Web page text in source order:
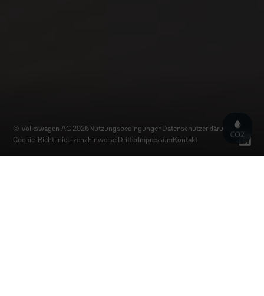
© Volkswagen AG 2026Nutzungsbedingungen Datenschutz­erklärung
Cookie-RichtlinieLizenzhinweise Dritter Impressum Kontakt